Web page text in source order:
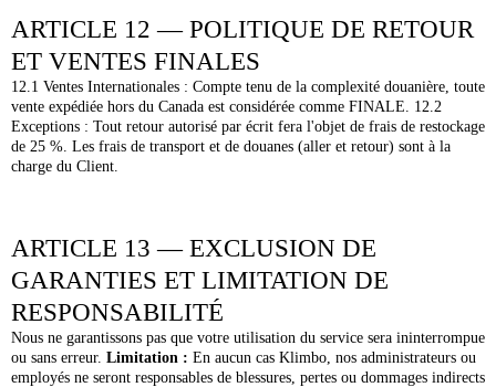
ARTICLE 12 — POLITIQUE DE RETOUR
ET VENTES FINALES
12.1 Ventes Internationales : Compte tenu de la complexité douanière, toute
vente expédiée hors du Canada est considérée comme FINALE. 12.2
Exceptions : Tout retour autorisé par écrit fera l'objet de frais de restockage
de 25 %. Les frais de transport et de douanes (aller et retour) sont à la
charge du Client.
ARTICLE 13 — EXCLUSION DE
GARANTIES ET LIMITATION DE
RESPONSABILITÉ
Nous ne garantissons pas que votre utilisation du service sera ininterrompue
ou sans erreur. Limitation : En aucun cas Klimbo, nos administrateurs ou
employés ne seront responsables de blessures, pertes ou dommages indirects